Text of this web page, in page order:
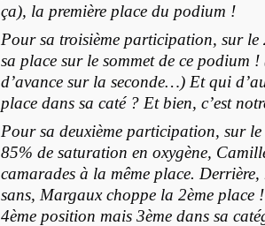
ça), la première place du podium !
Pour sa troisième participation, sur le
sa place sur le sommet de ce podium
d’avance sur la seconde…) Et qui
place dans sa caté ? Et bien, c’est
Pour sa deuxième participation, sur le
85% de saturation en oxygène,
camarades à la même place.
sans, Margaux choppe la 2ème place
4ème position mais 3ème dans sa